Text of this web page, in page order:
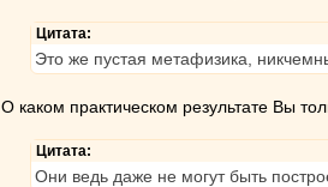
Цитата:
Это же пустая метафизика,
О каком практическом результате Вы
Цитата:
Они ведь даже не могут быть